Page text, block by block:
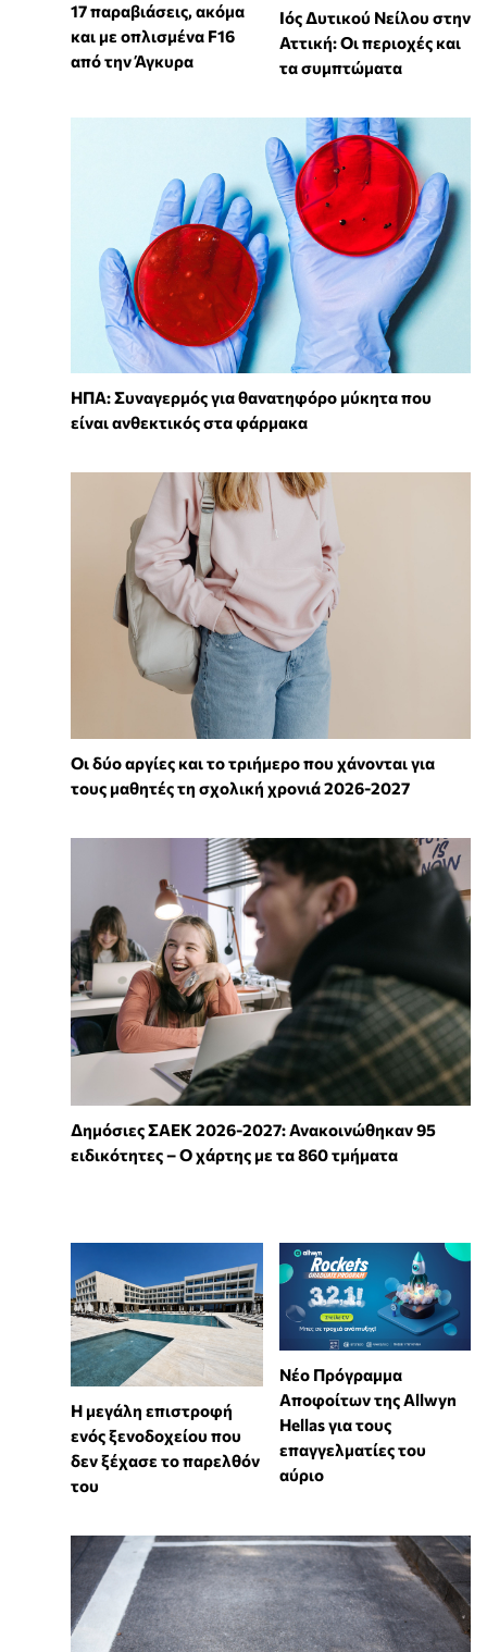
17 παραβιάσεις, ακόμα
και με οπλισμένα F16
από την Άγκυρα
Ιός Δυτικού Νείλου στην
Αττική: Οι περιοχές και
τα συμπτώματα
ΗΠΑ: Συναγερμός για θανατηφόρο μύκητα που
είναι ανθεκτικός στα φάρμακα
Οι δύο αργίες και το τριήμερο που χάνονται για
τους μαθητές τη σχολική χρονιά 2026-2027
Δημόσιες ΣΑΕΚ 2026-2027: Ανακοινώθηκαν 95
ειδικότητες – Ο χάρτης με τα 860 τμήματα
Η μεγάλη επιστροφή
ενός ξενοδοχείου που
δεν ξέχασε το παρελθόν
του
Νέο Πρόγραμμα
Αποφοίτων της Allwyn
Hellas για τους
επαγγελματίες του
αύριο